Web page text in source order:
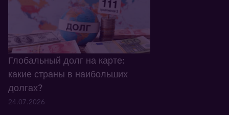
Глобальный долг на карте:
какие страны в наибольших
долгах?
24.07.2026